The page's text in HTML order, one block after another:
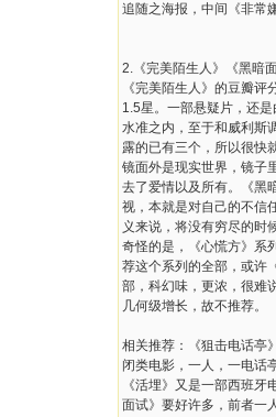
追随之海报，中间《非常
2.《完美陌生人》《黑暗
《完美陌生人》的豆瓣
1.5星。一部悬疑片，还
水准之内，至于和威利斯
露的已有三个，所以很快
镜面外是现实世界，镜子
去了爱情以及所有。《黑
视，本就是对自己的不信
义来说，将没有穷尽的时候
奇怪的是，《心慌方》系
荐这个系列的全部，或许
部，科幻味，更浓，很难
几何级增长，故不推荐。
相关推荐：《狙击电话亭
闭类电影，一人，一电话
《活埋》又是一部西班
面试》要好许多，前者一